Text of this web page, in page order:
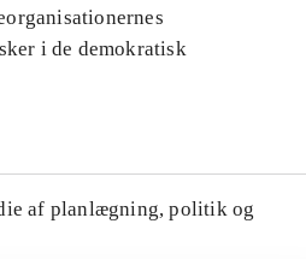
i de demokratisk
af planlægning, politik og